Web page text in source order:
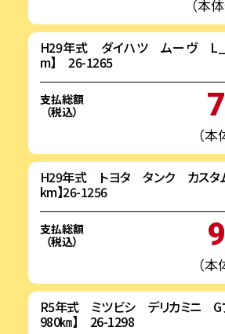
（本
H29年式 ダイハツ ムーヴ
m】 26-1265
支払総額
（税込）
（
H29年式 トヨタ タンク カスタ
km】26-1256
支払総額
（税込）
（
R5年式 ミツビシ デリカミニ G
980㎞】 26-1298